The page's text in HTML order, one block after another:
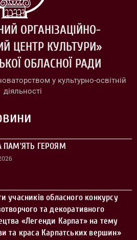
ОРГАНІЗАЦІЙНО-
ЦЕНТР КУЛЬТУРИ»
ОБЛАСНОЇ РАДИ
у культурно-освітній
діяльності
ПАМ’ЯТЬ ГЕРОЯМ
учасників обласного конкурсу
та декоративного
«Легенди Карпат» на тему
та краса Карпатських вершин»